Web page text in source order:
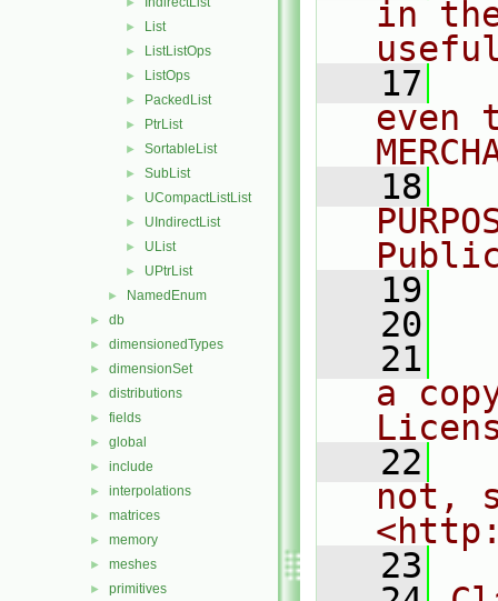
► List
► ListListOps
► ListOps
► PackedList
► PtrList
► SortableList
► SubList
► UCompactListList
► UIndirectList
► UList
► UPtrList
► NamedEnum
► db
► dimensionedTypes
► dimensionSet
► distributions
► fields
► global
► include
► interpolations
► matrices
► memory
► meshes
► primitives
in
   17
even
   18
   19
   20
   21
a
   22
not,
   23